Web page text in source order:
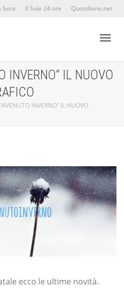
Sera Il Sole 24 ore Quotidiano.net
INVERNO” IL NUOVO
INVERNO” IL NUOVO
ecco le ultime novità.